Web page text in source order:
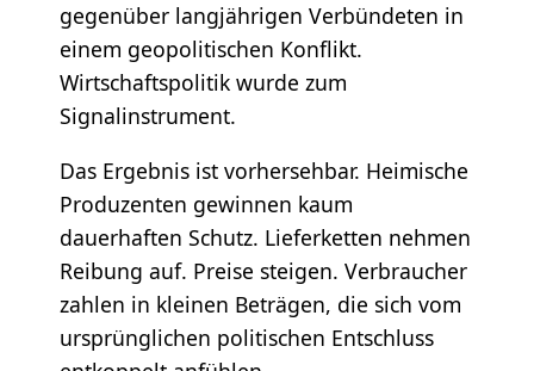
gegenüber langjährigen Verbündeten in
einem geopolitischen Konflikt.
Wirtschaftspolitik wurde zum
Signalinstrument.
Das Ergebnis ist vorhersehbar. Heimische
Produzenten gewinnen kaum
dauerhaften Schutz. Lieferketten nehmen
Reibung auf. Preise steigen. Verbraucher
zahlen in kleinen Beträgen, die sich vom
ursprünglichen politischen Entschluss